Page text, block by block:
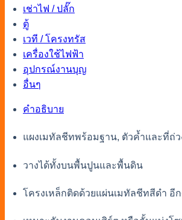
เช่าไฟ / ปลั๊ก
ตู้
เวที / โครงทรัส
เครื่องใช้ไฟฟ้า
อุปกรณ์งานบุญ
อื่นๆ
คำอธิบาย
แผงเมทัลชีทพร้อมฐาน, ตัวค้ำและที่ถ่ว
วางได้ทั้งบนพื้นปูนและพื้นดิน
โครงเหล็กติดด้วยแผ่นเมทัลชีทสีดำ อี